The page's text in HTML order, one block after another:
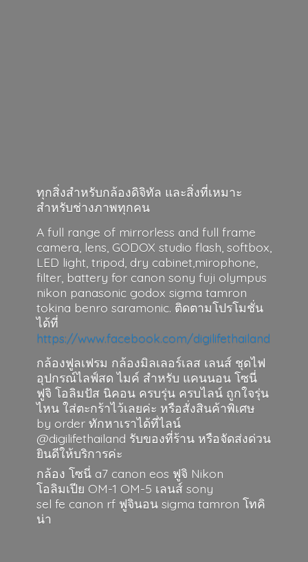
ทุกสิ่งสำหรับกล้องดิจิทัล และสิ่งที่เหมาะ
สำหรับช่างภาพทุกคน
A full range of mirrorless and full frame
camera, lens, GODOX studio flash, softbox,
LED light, tripod, dry cabinet,mirophone,
filter, battery for canon sony fuji olympus
nikon panasonic godox sigma tamron
tokina benro saramonic. ติดตามโปรโมชั่น
ได้ที่
https://www.facebook.com/digilifethailand
กล้องฟูลเฟรม กล้องมิลเลอร์เลส เลนส์ ชุดไฟ
อุปกรณ์ไลฟ์สด ไมค์ สำหรับ แคนนอน โซนี่
ฟูจิ โอลิมปัส นิคอน ครบรุ่น ครบไลน์ ถูกใจรุ่น
ไหน ใส่ตะกร้าไว้เลยค่ะ หรือสั่งสินค้าพิเศษ
by order ทักหาเราได้ที่ไลน์
@digilifethailand รับของที่ร้าน หรือจัดส่งด่วน
ยินดีให้บริการค่ะ
กล้อง โซนี่ a7 canon eos ฟูจิ Nikon
โอลิมเปีย OM-1 OM-5 เลนส์ sony
sel fe canon rf ฟูจินอน sigma tamron โทคิ
น่า